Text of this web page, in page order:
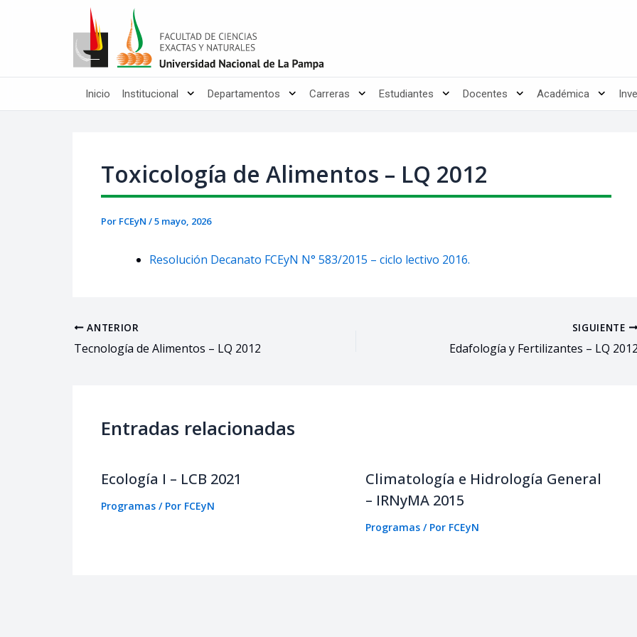
Inicio Institucional Departamentos Carreras Estudiantes Docentes Académica
Toxicología de Alimentos – LQ 2012
Por FCEyN /5 mayo, 2026
Resolución Decanato FCEyN N° 583/2015 – ciclo lectivo 2016.
Post
navigation
ANTERIOR
Tecnología de Alimentos – LQ 2012
SIGUIENTE
Edafología y Fertilizantes – LQ 2012
Entradas relacionadas
Ecología I – LCB 2021
Programas / Por FCEyN
Climatología e Hidrología General
– IRNyMA 2015
Programas/ Por FCEyN